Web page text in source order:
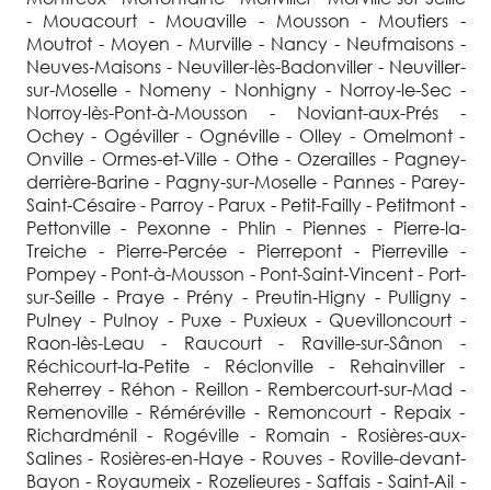
- Mouacourt - Mouaville - Mousson - Moutiers -
Moutrot - Moyen - Murville - Nancy - Neufmaisons -
Neuves-Maisons - Neuviller-lès-Badonviller - Neuviller-
sur-Moselle - Nomeny - Nonhigny - Norroy-le-Sec -
Norroy-lès-Pont-à-Mousson - Noviant-aux-Prés -
Ochey - Ogéviller - Ognéville - Olley - Omelmont -
Onville - Ormes-et-Ville - Othe - Ozerailles - Pagney-
derrière-Barine - Pagny-sur-Moselle - Pannes - Parey-
Saint-Césaire - Parroy - Parux - Petit-Failly - Petitmont -
Pettonville - Pexonne - Phlin - Piennes - Pierre-la-
Treiche - Pierre-Percée - Pierrepont - Pierreville -
Pompey - Pont-à-Mousson - Pont-Saint-Vincent - Port-
sur-Seille - Praye - Prény - Preutin-Higny - Pulligny -
Pulney - Pulnoy - Puxe - Puxieux - Quevilloncourt -
Raon-lès-Leau - Raucourt - Raville-sur-Sânon -
Réchicourt-la-Petite - Réclonville - Rehainviller -
Reherrey - Réhon - Reillon - Rembercourt-sur-Mad -
Remenoville - Réméréville - Remoncourt - Repaix -
Richardménil - Rogéville - Romain - Rosières-aux-
Salines - Rosières-en-Haye - Rouves - Roville-devant-
Bayon - Royaumeix - Rozelieures - Saffais - Saint-Ail -